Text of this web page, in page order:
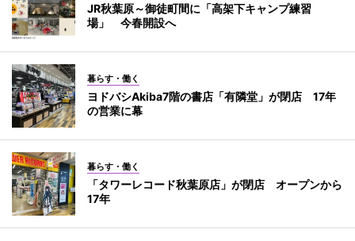
JR秋葉原～御徒町間に「高架下キャンプ練習
場」 今春開設へ
暮らす・働く
ヨドバシAkiba7階の書店「有隣堂」が閉店 17年
の営業に幕
暮らす・働く
「タワーレコード秋葉原店」が閉店 オープンから
17年